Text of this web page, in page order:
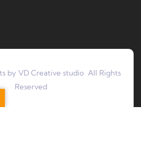
by VD Creative studio All Rights
Reserved